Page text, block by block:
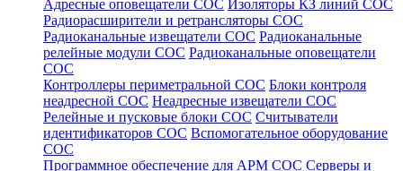
Адресные оповещатели СОС Изоляторы КЗ линий СОС
Радиорасширители и ретрансляторы СОС
Радиоканальные извещатели СОС Радиоканальные
релейные модули СОС Радиоканальные оповещатели
СОС
Контроллеры периметральной СОС Блоки контроля
неадресной СОС Неадресные извещатели СОС
Релейные и пусковые блоки СОС Считыватели
идентификаторов СОС Вспомогательное оборудование
СОС
Программное обеспечение для АРМ СОС Серверы и